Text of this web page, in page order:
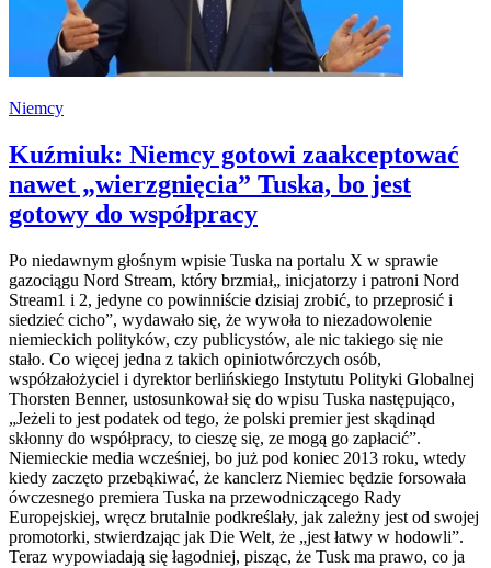
Niemcy
Kuźmiuk: Niemcy gotowi zaakceptować
nawet „wierzgnięcia” Tuska, bo jest
gotowy do współpracy
Po niedawnym głośnym wpisie Tuska na portalu X w sprawie
gazociągu Nord Stream, który brzmiał„ inicjatorzy i patroni Nord
Stream1 i 2, jedyne co powinniście dzisiaj zrobić, to przeprosić i
siedzieć cicho”, wydawało się, że wywoła to niezadowolenie
niemieckich polityków, czy publicystów, ale nic takiego się nie
stało. Co więcej jedna z takich opiniotwórczych osób,
współzałożyciel i dyrektor berlińskiego Instytutu Polityki Globalnej
Thorsten Benner, ustosunkował się do wpisu Tuska następująco,
„Jeżeli to jest podatek od tego, że polski premier jest skądinąd
skłonny do współpracy, to cieszę się, ze mogą go zapłacić”.
Niemieckie media wcześniej, bo już pod koniec 2013 roku, wtedy
kiedy zaczęto przebąkiwać, że kanclerz Niemiec będzie forsowała
ówczesnego premiera Tuska na przewodniczącego Rady
Europejskiej, wręcz brutalnie podkreślały, jak zależny jest od swojej
promotorki, stwierdzając jak Die Welt, że „jest łatwy w hodowli”.
Teraz wypowiadają się łagodniej, pisząc, że Tusk ma prawo, co ja